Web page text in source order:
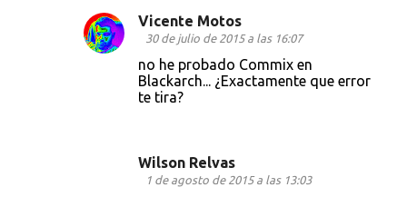
Vicente Motos
30 de julio de 2015 a las 16:07
no he probado Commix en
Blackarch... ¿Exactamente que error
te tira?
Wilson Relvas
1 de agosto de 2015 a las 13:03